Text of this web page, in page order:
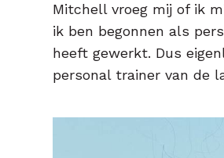
Mitchell vroeg mij of ik
ik ben begonnen als
heeft gewerkt. Dus
personal trainer van de